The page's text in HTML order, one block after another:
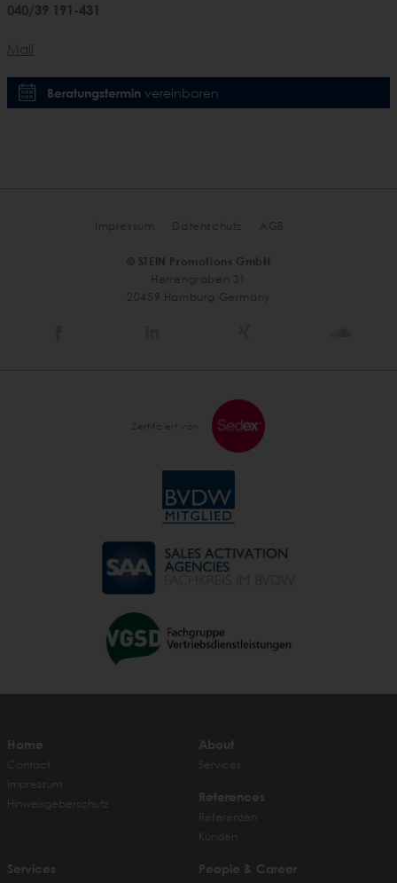
040/39 191-431
Mail
Beratungsterminvereinbaren
Impressum Datenschutz AGB
© STEIN Promotions GmbH
Herrengraben 31
20459 Hamburg Germany
Zertifiziert von
Home
Contact
Impressum
Hinweisgeberschutz
About
Services
References
Referenzen
Kunden
Services People & Career